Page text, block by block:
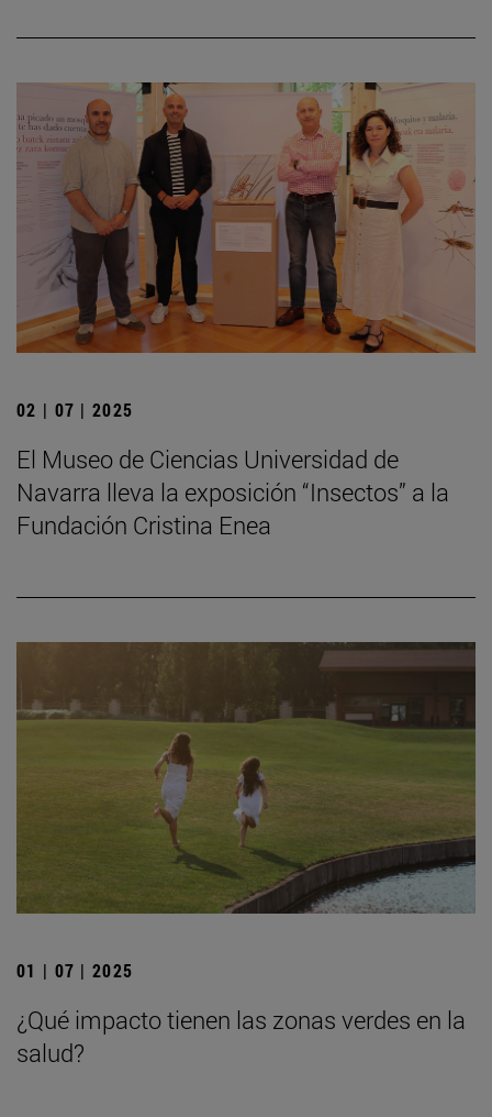
02 | 07 | 2025
El Museo de Ciencias Universidad de
Navarra lleva la exposición “Insectos” a la
Fundación Cristina Enea
01 | 07 | 2025
¿Qué impacto tienen las zonas verdes en la
salud?